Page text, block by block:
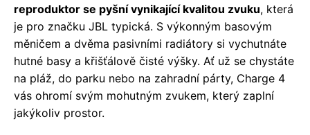
reproduktor se pyšní vynikající kvalitou zvuku, která
je pro značku JBL typická. S výkonným basovým
měničem a dvěma pasivními radiátory si vychutnáte
hutné basy a křišťálově čisté výšky. Ať už se chystáte
na pláž, do parku nebo na zahradní párty, Charge 4
vás ohromí svým mohutným zvukem, který zaplní
jakýkoliv prostor.